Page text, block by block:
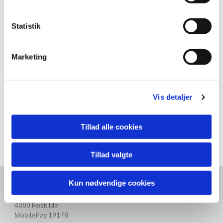
Statistik
Marketing
Vis detaljer
Tillad alle cookies
Tillad valgte
Kun nødvendige cookies
Rådmandshaven 10
4000 Roskilde
MobilePay 19178